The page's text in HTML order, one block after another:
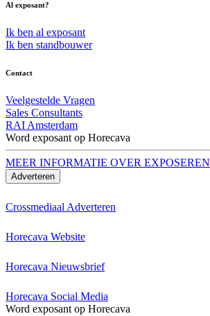
Al exposant?
Ik ben al exposant
Ik ben standbouwer
Contact
Veelgestelde Vragen
Sales Consultants
RAI Amsterdam
Word exposant op Horecava
MEER INFORMATIE OVER EXPOSEREN
Adverteren
Crossmediaal Adverteren
Horecava Website
Horecava Nieuwsbrief
Horecava Social Media
Word exposant op Horecava